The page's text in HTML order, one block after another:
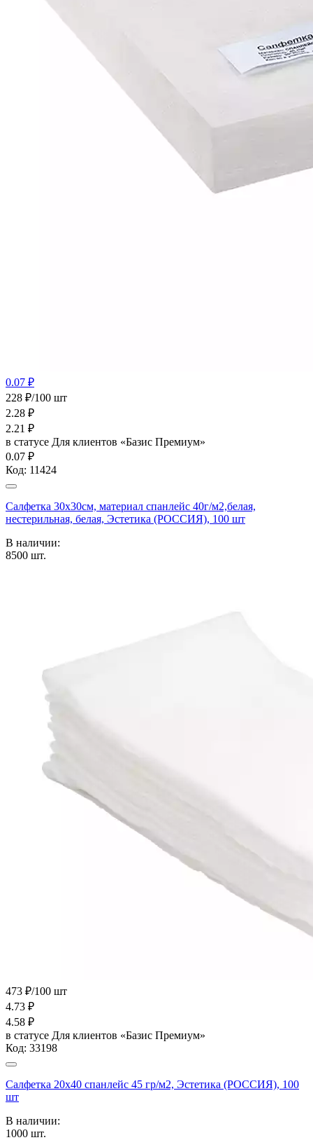
0.07 ₽
228 ₽/100 шт
2.28 ₽
2.21 ₽
в статусе Для клиентов «Базис Премиум»
0.07 ₽
Код: 11424
Салфетка 30х30см, материал спанлейс 40г/м2,белая,
нестерильная, белая, Эстетика (РОССИЯ), 100 шт
В наличии:
8500 шт.
473 ₽/100 шт
4.73 ₽
4.58 ₽
в статусе Для клиентов «Базис Премиум»
Код: 33198
Салфетка 20х40 спанлейс 45 гр/м2, Эстетика (РОССИЯ), 100
шт
В наличии:
1000 шт.